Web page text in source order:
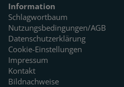
Information
Schlagwortbaum
Nutzungsbedingungen/AGB
Datenschutzerklärung
Cookie-Einstellungen
Impressum
Kontakt
Bildnachweise